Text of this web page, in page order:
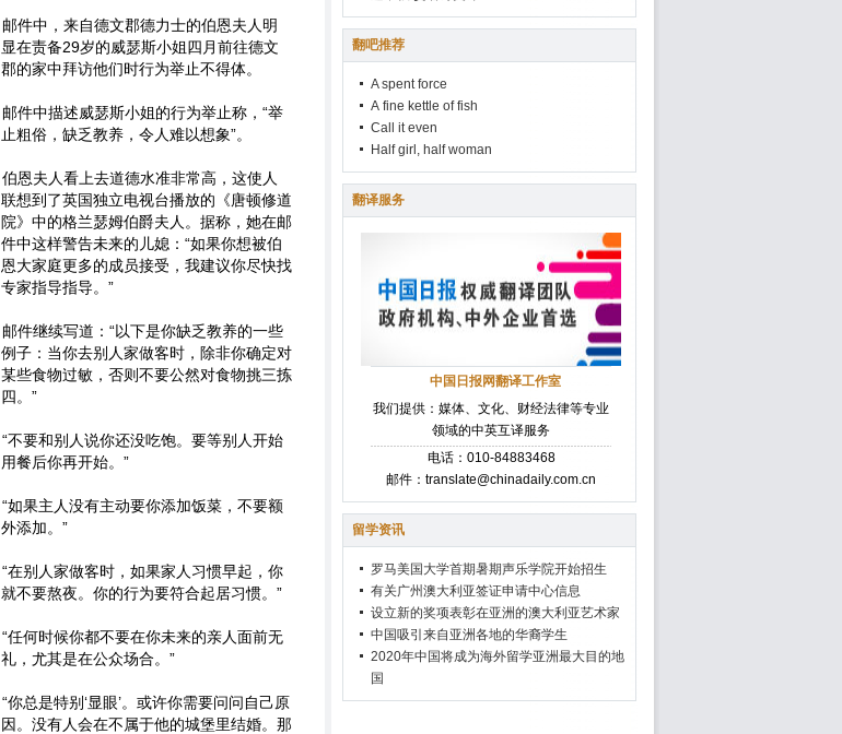
邮件中，来自德文郡德力士的伯恩夫人明
显在责备29岁的威瑟斯小姐四月前往德文
郡的家中拜访他们时行为举止不得体。
邮件中描述威瑟斯小姐的行为举止称，“举
止粗俗，缺乏教养，令人难以想象”。
伯恩夫人看上去道德水准非常高，这使人
联想到了英国独立电视台播放的《唐顿修道
院》中的格兰瑟姆伯爵夫人。据称，她在邮
件中这样警告未来的儿媳：“如果你想被伯
恩大家庭更多的成员接受，我建议你尽快找
专家指导指导。”
邮件继续写道：“以下是你缺乏教养的一些
例子：当你去别人家做客时，除非你确定对
某些食物过敏，否则不要公然对食物挑三拣
四。”
“不要和别人说你还没吃饱。要等别人开始
用餐后你再开始。”
“如果主人没有主动要你添加饭菜，不要额
外添加。”
“在别人家做客时，如果家人习惯早起，你
就不要熬夜。你的行为要符合起居习惯。”
“任何时候你都不要在你未来的亲人面前无
礼，尤其是在公众场合。”
“你总是特别‘显眼’。或许你需要问问自己原
因。没有人会在不属于他的城堡里结婚。那
翻吧推荐
A spent force
A fine kettle of fish
Call it even
Half girl, half woman
翻译服务
中国日报网翻译工作室
我们提供：媒体、文化、财经法律等专业
领域的中英互译服务
电话：010-84883468
邮件：translate@chinadaily.com.cn
留学资讯
罗马美国大学首期暑期声乐学院开始招生
有关广州澳大利亚签证申请中心信息
设立新的奖项表彰在亚洲的澳大利亚艺术家
中国吸引来自亚洲各地的华裔学生
2020年中国将成为海外留学亚洲最大目的地
国